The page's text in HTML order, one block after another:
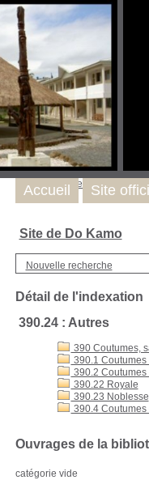
Site de Do Kamo
Nouvelle recherche
Détail de l'indexation
390.24 : Autres
390 Coutumes,
390.1
390.2 Coutumes
390.22 Royale
390.23 Noblesse
390.4
Ouvrages de la
catégorie vide
Accueil Site
Nous trouver